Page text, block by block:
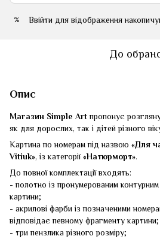
% Ввійти для відображення
До
Опис
Магазин Simple Artпропонує
як для дорослих, так і дітей різного
Картина по номерам під назвою «Для
Vitiuk», із категорії«Натюрморт».
До повної комплектації входять:
- полотно із пронумерованим
картини;
- акрилові фарби із позначеними
відповідає певному фрагменту картини;
- три пензлика різного розміру;